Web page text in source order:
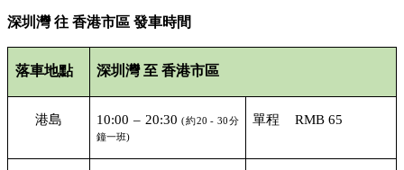
深圳灣 往 香港市區 發車時間
落車地點 深圳灣 至 香港市區
港島 10:00 – 20:30(約20 - 30分
鐘一班)
單程 RMB 65